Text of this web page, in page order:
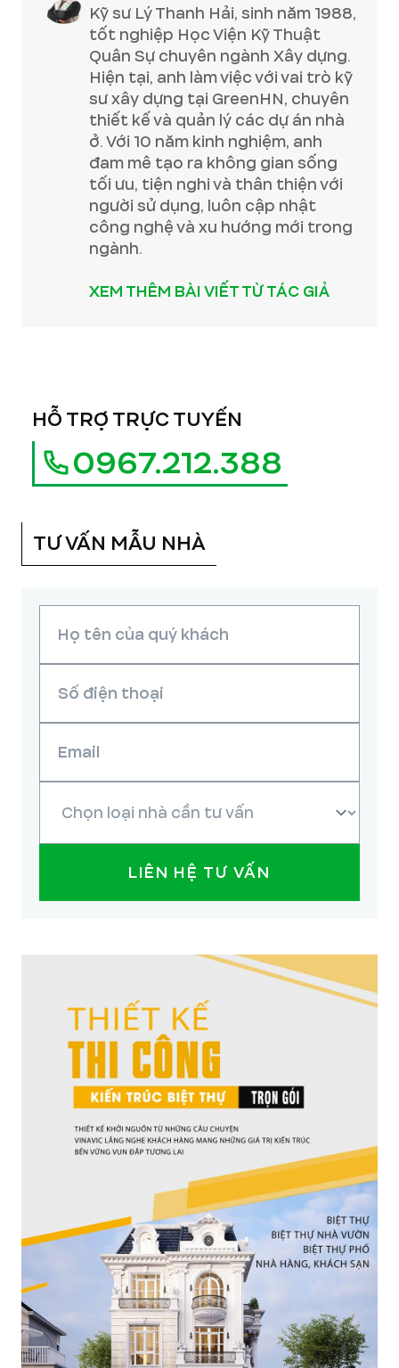
Kỹ sư Lý Thanh Hải, sinh năm 1988,
tốt nghiệp Học Viện Kỹ Thuật
Quân Sự chuyên ngành Xây dựng.
Hiện tại, anh làm việc với vai trò kỹ
sư xây dựng tại GreenHN, chuyên
thiết kế và quản lý các dự án nhà
ở. Với 10 năm kinh nghiệm, anh
đam mê tạo ra không gian sống
tối ưu, tiện nghi và thân thiện với
người sử dụng, luôn cập nhật
công nghệ và xu hướng mới trong
ngành.
XEM THÊM BÀI VIẾT TỪ TÁC GIẢ
HỖ TRỢ TRỰC TUYẾN
0967.212.388
TƯ VẤN MẪU NHÀ
LIÊN HỆ TƯ VẤN